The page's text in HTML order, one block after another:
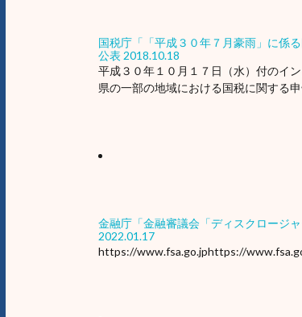
国税庁「「平成３０年７月豪雨」に係
公表 2018.10.18
平成３０年１０月１７日（水）付のイ
県の一部の地域における国税に関する
金融庁「金融審議会「ディスクロージ
2022.01.17
https://www.fsa.go.jphttps://